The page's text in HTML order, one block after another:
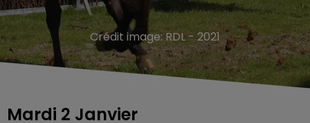
Crédit image:RDL - 2021
Mardi 2 Janvier